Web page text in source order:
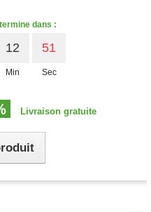
dans :
12
Min
50
Sec
Livraison gratuite